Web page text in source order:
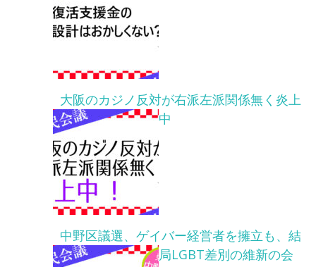
大阪のカジノ反対が右派左派関係無く炎上
中
中野区議選、ゲイバー経営者を擁立も、結
局LGBT差別の維新の会